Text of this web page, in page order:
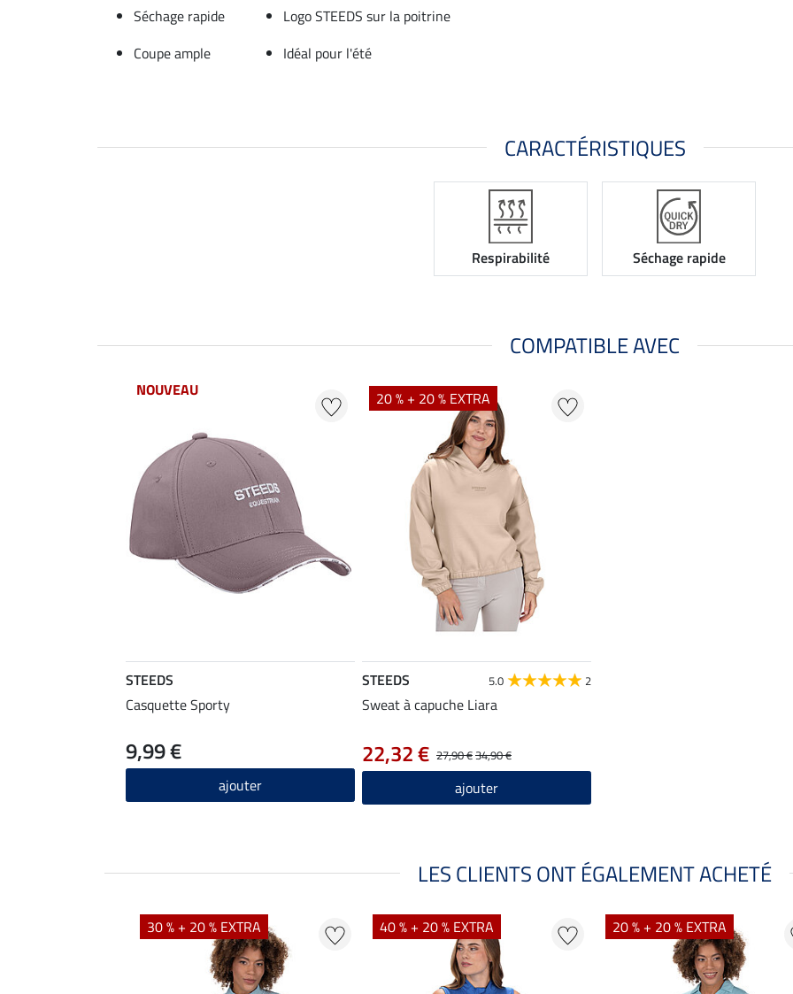
Séchage rapide
Logo STEEDS sur la poitrine
Coupe ample
Idéal pour l'été
CARACTÉRISTIQUES
Respirabilité Séchage rapide
COMPATIBLE AVEC
NOUVEAU
STEEDS
Casquette Sporty
9,99 €
ajouter
20 % + 20 % EXTRA
STEEDS 5.0 2
Sweat à capuche Liara
27,90 €34,90 €
22,32 €
ajouter
LES CLIENTS ONT ÉGALEMENT ACHETÉ
30 % + 20 % EXTRA 40 % + 20 % EXTRA 20 % + 20 % EXTRA